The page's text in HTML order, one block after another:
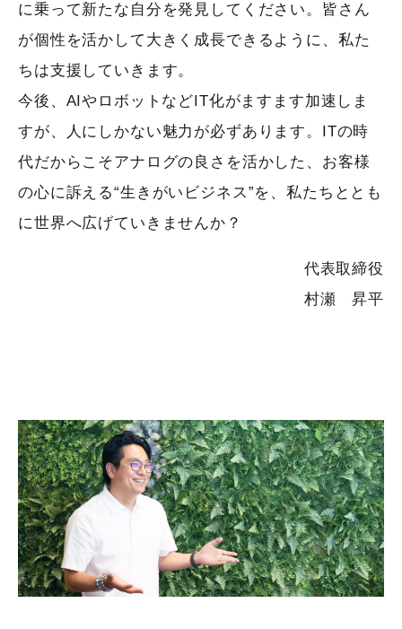
に乗って新たな自分を発見してください。皆さん
が個性を活かして大きく成長できるように、私た
ちは支援していきます。
今後、AIやロボットなどIT化がますます加速しま
すが、人にしかない魅力が必ずあります。ITの時
代だからこそアナログの良さを活かした、お客様
の心に訴える“生きがいビジネス”を、私たちととも
に世界へ広げていきませんか？
代表取締役
村瀬 昇平